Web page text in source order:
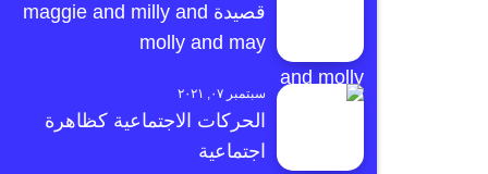
قصيدة maggie and milly and
molly and may
سبتمبر ٠٧, ٢٠٢١
الحركات الاجتماعية كظاهرة
اجتماعية